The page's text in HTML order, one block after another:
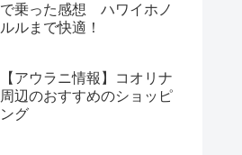
で乗った感想 ハワイホノ
ルルまで快適！
【アウラニ情報】コオリナ
周辺のおすすめのショッピ
ング